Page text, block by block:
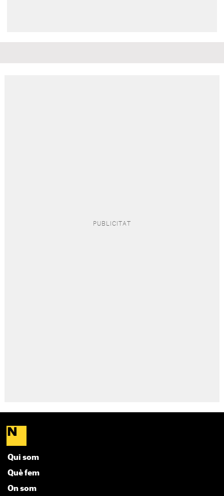
Qui som
Què fem
On som